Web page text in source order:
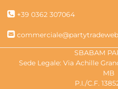
+39 0362 307064
SBABAM
Sede Legale: Via Achille
MB
P.I./C.F.